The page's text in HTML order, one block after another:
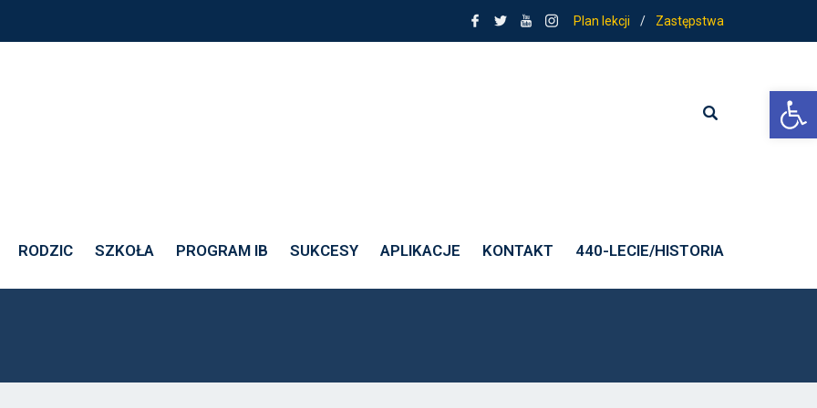
Plan lekcji / Zastępstwa
RODZIC SZKOŁA PROGRAM IB SUKCESY APLIKACJE KONTAKT 440-LECIE/HISTORIA